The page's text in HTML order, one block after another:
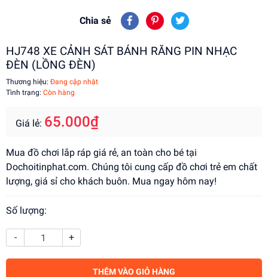
Chia sẻ
HJ748 XE CẢNH SÁT BÁNH RĂNG PIN NHẠC
ĐÈN (LỒNG ĐÈN)
Thương hiệu: Đang cập nhật
Tình trạng: Còn hàng
Giá lẻ: 65.000₫
Mua đồ chơi lắp ráp giá rẻ, an toàn cho bé tại
Dochoitinphat.com. Chúng tôi cung cấp đồ chơi trẻ em chất
lượng, giá sỉ cho khách buôn. Mua ngay hôm nay!
Số lượng:
- +
THÊM VÀO GIỎ HÀNG